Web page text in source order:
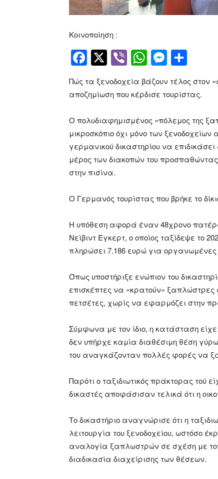
Κοινοποίηση :
Facebook
Twitter
ViberWhatsApp
Πώς τα ξενοδοχεία βάζουν τέλος στον
αποζημίωση που κέρδισε τουρίστας.
Ο πολυδιαφημισμένος «πόλεμος της
μικροσκόπιο όχι μόνο των
γερμανικού δικαστηρίου να
μέρος των διακοπών του
στην πισίνα.
Ο Γερμανός τουρίστας που βρήκε το
Η υπόθεση αφορά έναν 48χρονο
Νείβιντ Έγκερτ, ο οποίος ταξίδεψε το
πληρώσει 7.186 ευρώ για οργανωμένες
Όπως υποστήριξε ενώπιον του
επισκέπτες να «κρατούν»
πετσέτες, χωρίς να εφαρμόζει στην
Σύμφωνα με τον ίδιο, η κατάσταση
δεν υπήρχε καμία διαθέσιμη θέση
του αναγκάζονταν πολλές φορές να
Παρότι ο ταξιδιωτικός πράκτορας τού
δικαστές αποφάσισαν τελικά ότι η
Το δικαστήριο αναγνώρισε ότι η
λειτουργία του ξενοδοχείου, ωστόσο
αναλογία ξαπλωστρών σε σχέση με
διαδικασία διαχείρισης των θέσεων.